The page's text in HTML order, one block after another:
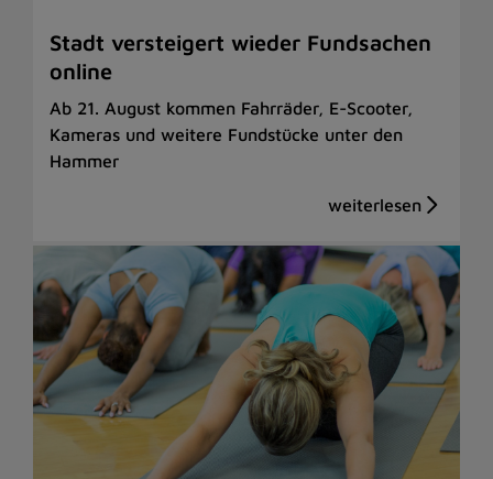
Stadt versteigert wieder Fundsachen
online
Ab 21. August kommen Fahrräder, E-Scooter,
Kameras und weitere Fundstücke unter den
Hammer